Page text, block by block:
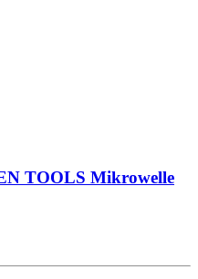
TOOLS Mikrowelle